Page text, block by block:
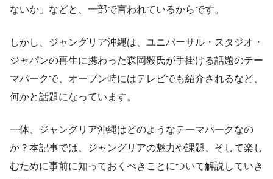
ないか」などと、一部で言われているからです。
しかし、ジャングリア沖縄は、ユニバーサル・スタジオ・
ジャパンの再生に携わった森岡毅氏が手掛ける話題のテー
マパークで、オープン時にはテレビでも紹介されるなど、
何かと話題になっています。
一体、ジャングリア沖縄はどのようなテーマパークなの
か？本記事では、ジャングリアの魅力や課題、そして楽し
むために事前に知っておくべきことについて解説していき